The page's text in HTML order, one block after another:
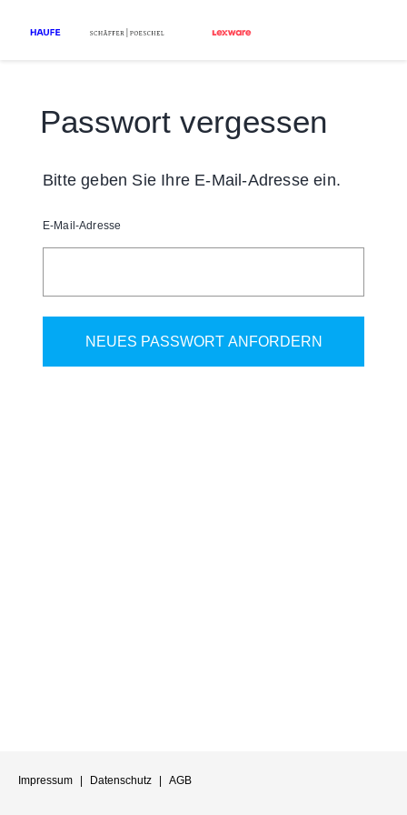
Passwort vergessen
Bitte geben Sie Ihre E-Mail-Adresse ein.
E-Mail-Adresse
Impressum Datenschutz AGB